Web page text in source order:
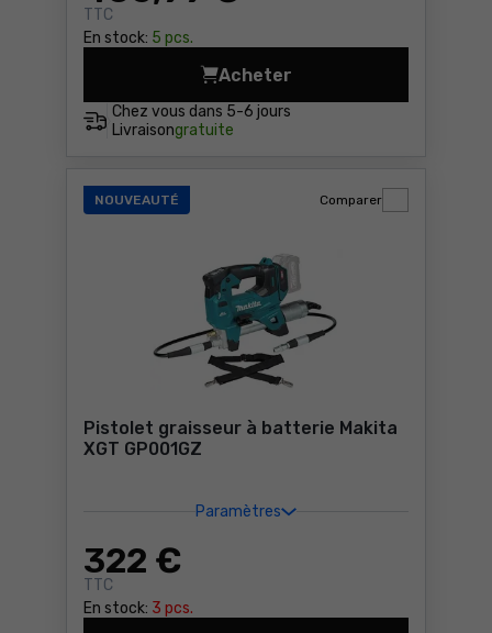
TTC
En stock: 5 pcs.
Chez vous dans 5-6 jours
Livraisongratuite
Acheter
Pistolet graisseur à batterie
NOUVEAUTÉ
Pistolet graisseur à batterie Makita
XGT GP001GZ
Paramètres
322 €
TTC
En stock: 3 pcs.
Comparer